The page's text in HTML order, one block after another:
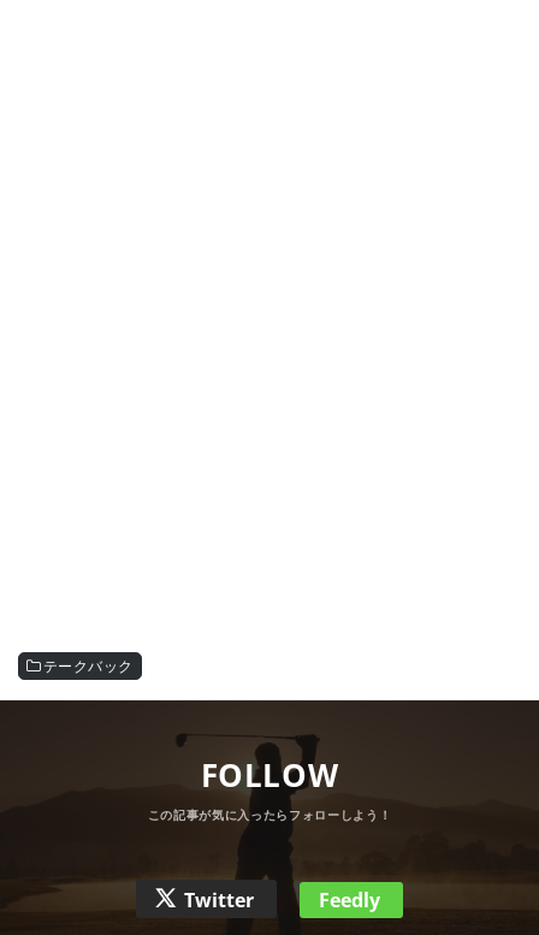
テークバック
FOLLOW
Twitter Feedly